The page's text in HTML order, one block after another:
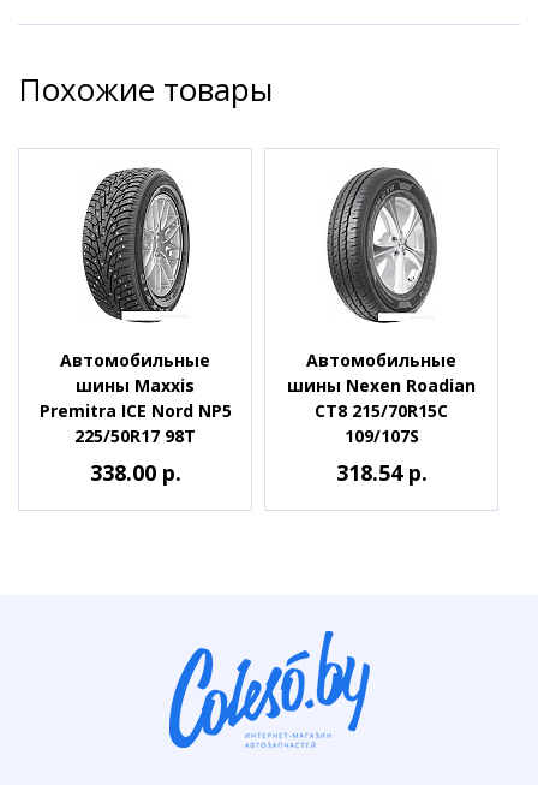
Похожие товары
Автомобильные
шины Maxxis
Premitra ICE Nord NP5
225/50R17 98T
338.00 р.
Автомобильные
шины Nexen Roadian
CT8 215/70R15C
109/107S
318.54 р.